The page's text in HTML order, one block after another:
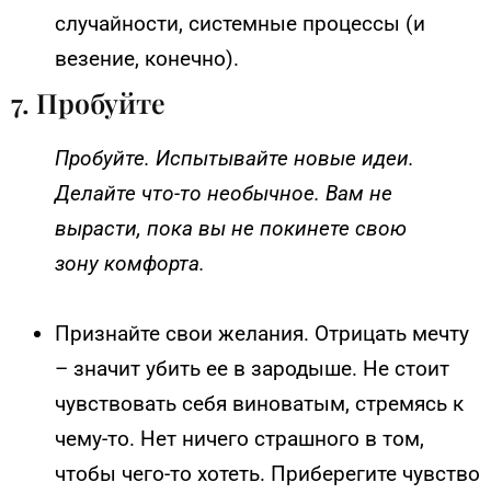
случайности, системные процессы (и
везение, конечно).
7. Пробуйте
Пробуйте. Испытывайте новые идеи.
Делайте что-то необычное. Вам не
вырасти, пока вы не покинете свою
зону комфорта.
Признайте свои желания. Отрицать мечту
– значит убить ее в зародыше. Не стоит
чувствовать себя виноватым, стремясь к
чему-то. Нет ничего страшного в том,
чтобы чего-то хотеть. Приберегите чувство